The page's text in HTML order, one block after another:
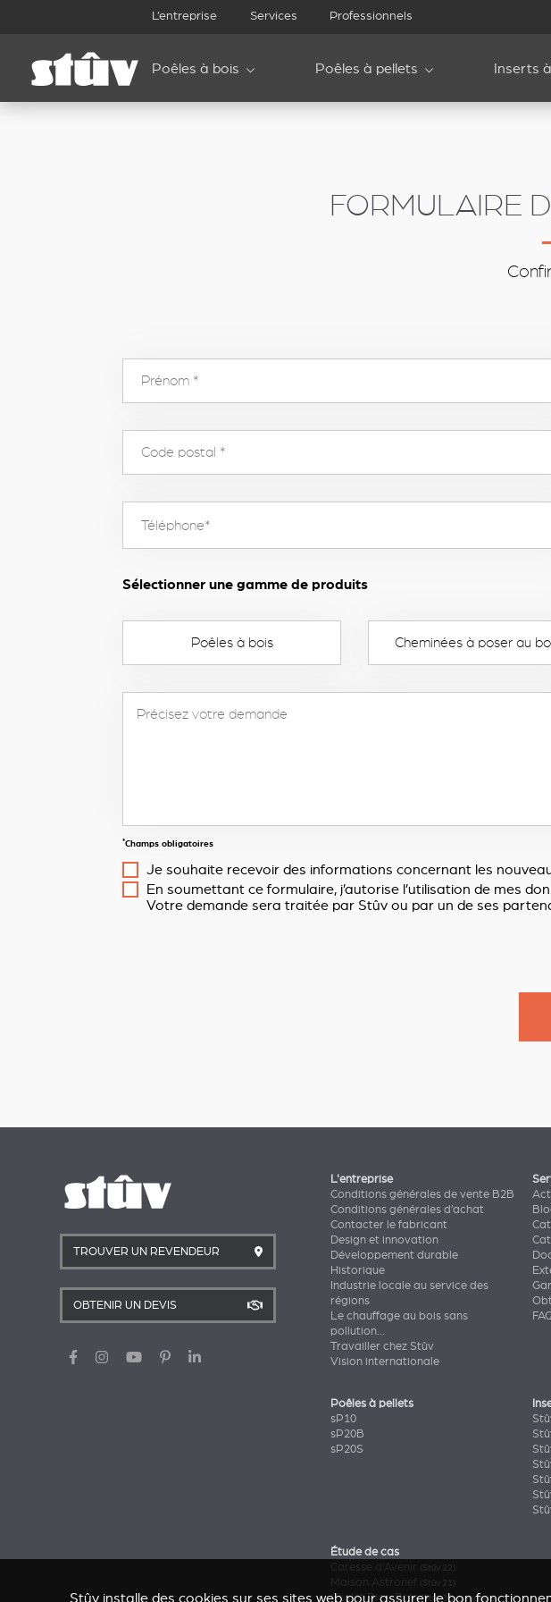
L’entreprise Services Professionnels
Poêles à bois Poêles à pellets Inserts
FORMULAIRE
Sélectionner une gamme de produits
Poêles à bois Cheminées à poser au
*Champs obligatoires
Je souhaite recevoir des informations concernant les
En soumettant ce formulaire, j’autorise l’utilisation de mes
Votre demande sera traitée par Stûv ou par un de ses
TROUVER UN REVENDEUR
OBTENIR UN DEVIS
L'entreprise
Conditions générales de vente B2B
Conditions générales d’achat
Contacter le fabricant
Design et innovation
Développement durable
Historique
Industrie locale au service des
régions
Le chauffage au bois sans
pollution...
Travailler chez Stûv
Vision internationale
Poêles à pellets
sP10
sP20B
sP20S
Étude de cas
Chalet Pics-Bois(Stûv 30 compact)
Stûv installe des cookies sur ses sites web pour assurer le bon